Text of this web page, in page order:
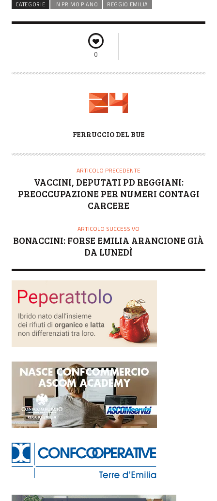
CATEGORIE IN PRIMO PIANO REGGIO EMILIA
0
T
FERRUCCIO DEL BUE
ARTICOLO PRECEDENTE
VACCINI, DEPUTATI PD REGGIANI:
PREOCCUPAZIONE PER NUMERI CONTAGI
CARCERE
ARTICOLO SUCCESSIVO
BONACCINI: FORSE EMILIA ARANCIONE GIÀ
DA LUNEDÌ